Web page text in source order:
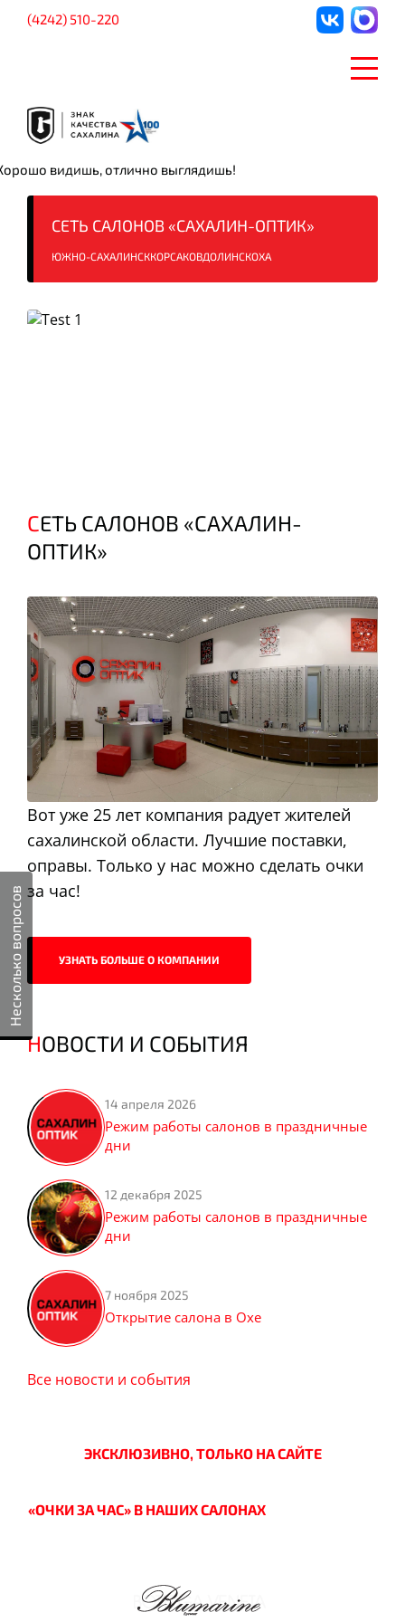
Несколько вопросов
видишь, отлично выглядишь!
(4242) 510-220
СЕТЬ САЛОНОВ «САХАЛИН-ОПТИК»
ЮЖНО-САХАЛИНСККОРСАКОВДОЛИНСКОХА
СЕТЬ САЛОНОВ «САХАЛИН-
ОПТИК»
Вот уже 25 лет компания радует жителей
сахалинской области. Лучшие поставки,
оправы. Только у нас можно сделать очки
за час!
УЗНАТЬ БОЛЬШЕ О КОМПАНИИ
НОВОСТИ И СОБЫТИЯ
14 апреля 2026
Режим работы салонов в праздничные
дни
12 декабря 2025
Режим работы салонов в праздничные
дни
7 ноября 2025
Открытие салона в Охе
Все новости и события
ЭКСКЛЮЗИВНО, ТОЛЬКО НА САЙТЕ
«ОЧКИ ЗА ЧАС» В НАШИХ САЛОНАХ